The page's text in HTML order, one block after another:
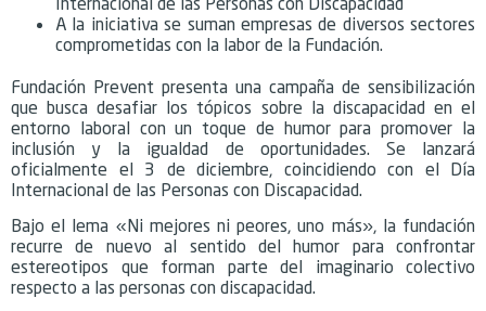
A la iniciativa se suman empresas de diversos sectores
comprometidas con la labor de la Fundación.
Fundación Prevent presenta una campaña de sensibilización
que busca desafiar los tópicos sobre la discapacidad en el
entorno laboral con un toque de humor para promover la
inclusión y la igualdad de oportunidades. Se lanzará
oficialmente el 3 de diciembre, coincidiendo con el Día
Internacional de las Personas con Discapacidad.
Bajo el lema «Ni mejores ni peores, uno más», la fundación
recurre de nuevo al sentido del humor para confrontar
estereotipos que forman parte del imaginario colectivo
respecto a las personas con discapacidad.